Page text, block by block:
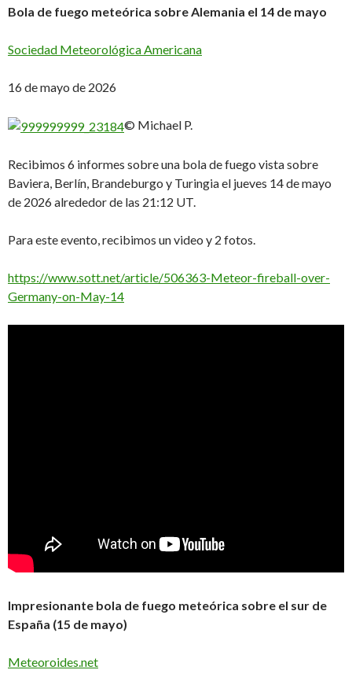
Bola de fuego meteórica sobre Alemania el 14 de mayo
Sociedad Meteorológica Americana
16 de mayo de 2026
© Michael P.
Recibimos 6 informes sobre una bola de fuego vista sobre
Baviera, Berlín, Brandeburgo y Turingia el jueves 14 de mayo
de 2026 alrededor de las 21:12 UT.
Para este evento, recibimos un video y 2 fotos.
https://www.sott.net/article/506363-Meteor-fireball-over-
Germany-on-May-14
Impresionante bola de fuego meteórica sobre el sur de
España (15 de mayo)
Meteoroides.net